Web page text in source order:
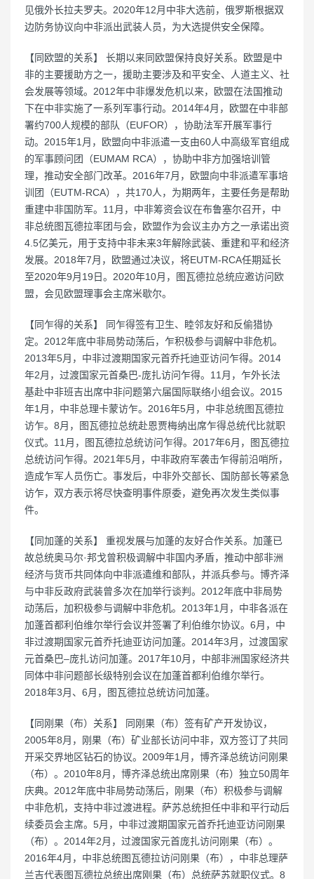
见俄外长拉夫罗夫。2020年12月中非大选前，俄罗斯根据双
边防务协议向中非派出武装人员，为大选提供安全保障。
【同欧盟的关系】 长期以来同欧盟保持良好关系。欧盟是中
非的主要援助方之一，援助主要涉及和平安全、人道主义、社
会发展等领域。2012年中非爆发危机以来，欧盟在法国推动
下在中非实施了一系列军事行动。2014年4月，欧盟在中非部
署约700人规模的部队（EUFOR），协助法军开展军事行
动。2015年1月，欧盟向中非派遣一支由60人中高级军官组成
的军事顾问团（EUMAM RCA），协助中非方加强培训管
理，推动安全部门改革。2016年7月，欧盟向中非派遣军事培
训团（EUTM-RCA），共170人，为期两年，主要任务是帮助
重建中非国防军。11月，中非筹资会议在布鲁塞尔召开，中
非总统图瓦德拉率团与会，欧盟作为会议主办方之一承诺出资
4.5亿美元，用于支持中非未来3年解除武装、重建和平和经济
发展。2018年7月，欧盟通过决议，将EUTM-RCA任期延长
至2020年9月19日。2020年10月，图瓦德拉总统应邀访问欧
盟，会见欧盟理事会主席米歇尔。
【同乍得的关系】 同乍得签有卫生、睦邻友好和反偷猎协
定。2012年底中非局势动荡后，乍积极参与调解中非危机。
2013年5月，中非过渡期国家元首乔托迪亚访问乍得。2014
年2月，过渡国家元首桑巴-庞扎访问乍得。11月，乍外长法
基赴中非班吉出席中非问题第六届国际联络小组会议。2015
年1月，中非总理卡蒙访乍。2016年5月，中非总统图瓦德拉
访乍。8月，图瓦德拉总统赴恩贾梅纳出席乍得总统代比就职
仪式。11月，图瓦德拉总统访问乍得。2017年6月，图瓦德拉
总统访问乍得。2021年5月，中非政府军袭击乍得前沿哨所，
造成乍军人员伤亡。事发后，中非外交部长、国防部长等紧急
访乍，双方表示将尽快查明事件原委，避免再次发生类似事
件。
【同加蓬的关系】 重视发展与加蓬的友好合作关系。加蓬已
故总统奥马尔·邦戈曾积极调解中非国内矛盾，推动中部非洲
经济与货币共同体向中非派遣维和部队，并派兵参与。博齐泽
与中非反政府武装曾多次在加举行谈判。2012年底中非局势
动荡后，加积极参与调解中非危机。2013年1月，中非各派在
加蓬首都利伯维尔举行会议并签署了利伯维尔协议。6月，中
非过渡期国家元首乔托迪亚访问加蓬。2014年3月，过渡国家
元首桑巴–庞扎访问加蓬。2017年10月，中部非洲国家经济共
同体中非问题部长级特别会议在加蓬首都利伯维尔举行。
2018年3月、6月，图瓦德拉总统访问加蓬。
【同刚果（布）关系】 同刚果（布）签有矿产开发协议，
2005年8月，刚果（布）矿业部长访问中非，双方签订了共同
开采交界地区钻石的协议。2009年1月，博齐泽总统访问刚果
（布）。2010年8月，博齐泽总统出席刚果（布）独立50周年
庆典。2012年底中非局势动荡后，刚果（布）积极参与调解
中非危机，支持中非过渡进程。萨苏总统担任中非和平行动后
续委员会主席。5月，中非过渡期国家元首乔托迪亚访问刚果
（布）。2014年2月，过渡国家元首庞扎访问刚果（布）。
2016年4月，中非总统图瓦德拉访问刚果（布），中非总理萨
兰吉代表图瓦德拉总统出席刚果（布）总统萨苏就职仪式。8